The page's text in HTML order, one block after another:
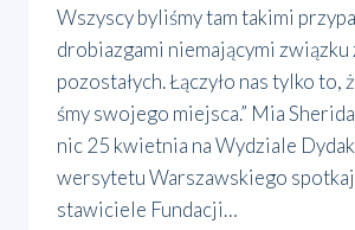
Wszy­scy byli­śmy tam taki­mi
dro­bia­zga­mi nie­ma­ją­cy­mi związ­ku
pozo­sta­łych. Łączy­ło nas tyl­ko
śmy swo­je­go miej­sca.” Mia
nic 25 kwiet­nia na Wydzia­le
wer­sy­te­tu War­szaw­skie­go
sta­wi­cie­le Fun­da­cji…